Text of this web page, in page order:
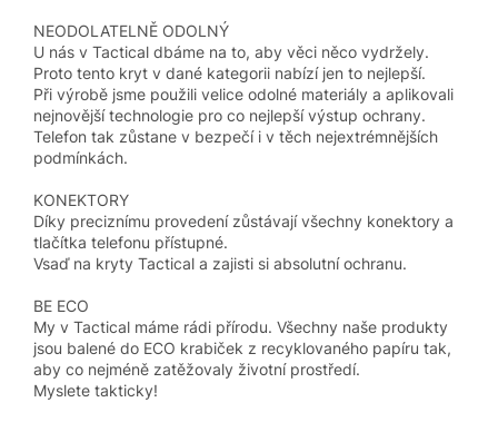
NEODOLATELNĚ ODOLNÝ
U nás v Tactical dbáme na to, aby věci něco vydržely.
Proto tento kryt v dané kategorii nabízí jen to nejlepší.
Při výrobě jsme použili velice odolné materiály a aplikovali
nejnovější technologie pro co nejlepší výstup ochrany.
Telefon tak zůstane v bezpečí i v těch nejextrémnějších
podmínkách.
KONEKTORY
Díky preciznímu provedení zůstávají všechny konektory a
tlačítka telefonu přístupné.
Vsaď na kryty Tactical a zajisti si absolutní ochranu.
BE ECO
My v Tactical máme rádi přírodu. Všechny naše produkty
jsou balené do ECO krabiček z recyklovaného papíru tak,
aby co nejméně zatěžovaly životní prostředí.
Myslete takticky!